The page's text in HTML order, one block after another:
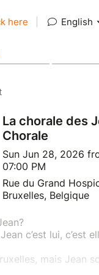
here English
La chorale des
Chorale
Sun Jun 28, 2026
07:00 PM
Rue du Grand
Bruxelles, Belgique
c’est lui, c’est
mais Jean